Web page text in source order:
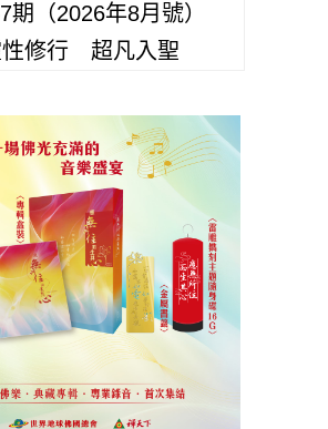
期（2026年8月號）
性修行 超凡入聖